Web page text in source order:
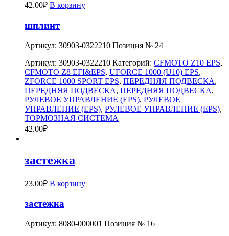
42.00₽ В корзину
шплинт
Артикул: 30903-0322210 Позиция № 24
Артикул: 30903-0322210 Категорий: CFMOTO Z10 EPS,
CFMOTO Z8 EFI&EPS, UFORCE 1000 (U10) EPS,
ZFORCE 1000 SPORT EPS, ПЕРЕДНЯЯ ПОДВЕСКА,
ПЕРЕДНЯЯ ПОДВЕСКА, ПЕРЕДНЯЯ ПОДВЕСКА,
РУЛЕВОЕ УПРАВЛЕНИЕ (EPS), РУЛЕВОЕ
УПРАВЛЕНИЕ (EPS), РУЛЕВОЕ УПРАВЛЕНИЕ (EPS),
ТОРМОЗНАЯ СИСТЕМА
42.00₽
застежка
23.00₽ В корзину
застежка
Артикул: 8080-000001 Позиция № 16